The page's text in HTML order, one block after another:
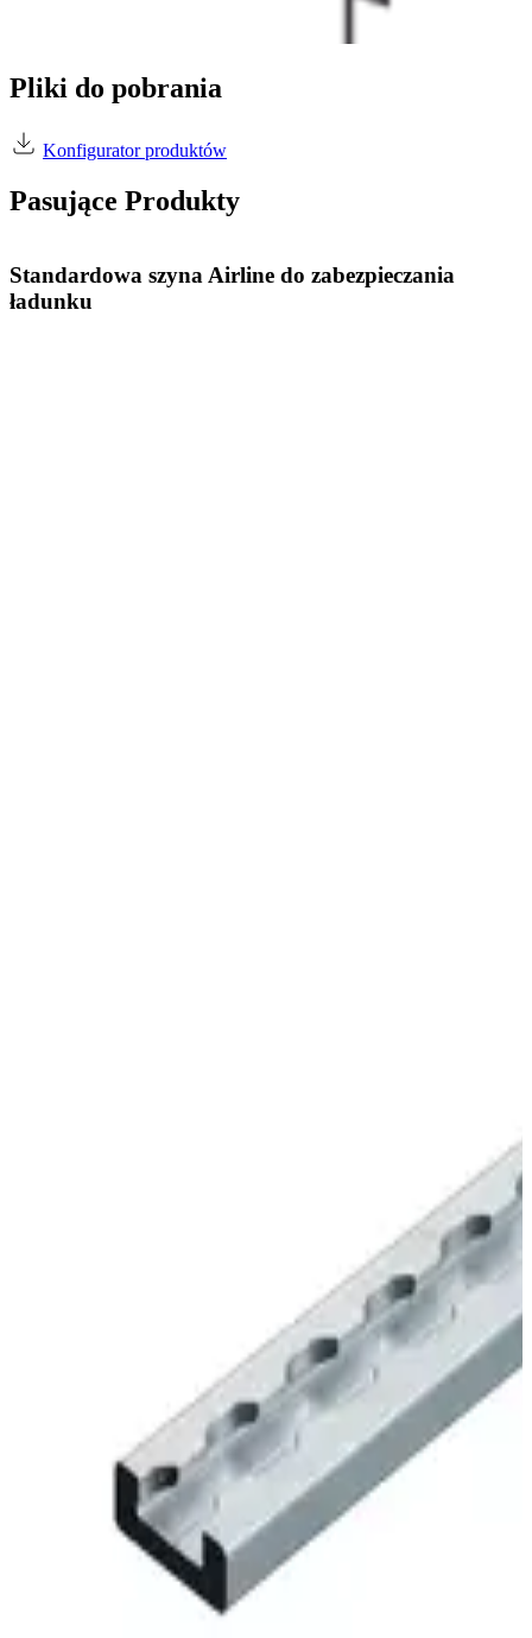
Pliki do pobrania
Konfigurator produktów
Pasujące Produkty
Standardowa szyna Airline do zabezpieczania
ładunku